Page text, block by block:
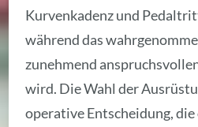
Kurvenkadenz und
während das
zunehmend
wird. Die Wahl der
operative Entscheidung,